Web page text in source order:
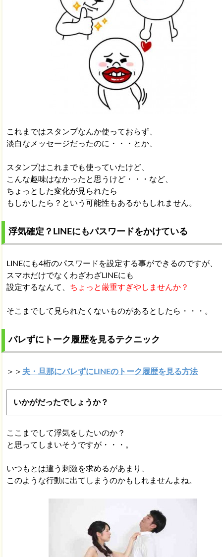
これまではスタンプなんか使っておらず、
淡白なメッセージだったのに・・・とか、
スタンプはこれまでも使っていたけど、
こんな趣味はなかったと思うけど・・・など、
ちょっとした変化が見られたら
もしかしたら？という可能性もあるかもしれません。
浮気確定？LINEにもパスワードをかけている
LINEにも4桁のパスワードを設定する事ができるのですが、
スマホだけでなくわざわざLINEにも
設定するなんて、 ちょっと厳重すぎやしませんか？
そこまでして見られたくないものがあるとしたら・・・。
バレずにトーク履歴を見るテクニック
＞＞ 夫・旦那にバレずにLINEのトーク履歴を見る方法
いかがだったでしょうか？
ここまでして浮気をしたいのか？
と思ってしまいそうですが・・・。
いつもとは違う刺激を求めるがあまり、
このような行動に出てしまうのかもしれませんよね。